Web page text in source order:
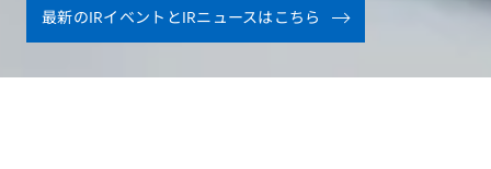
最新のIRイベントとIRニュースはこちら